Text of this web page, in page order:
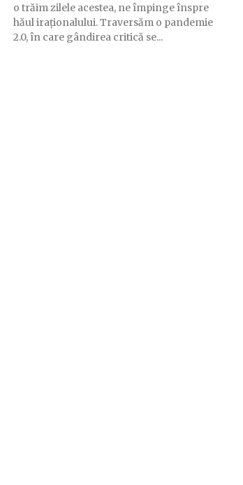
o trăim zilele acestea, ne împinge înspre
hăul iraționalului. Traversăm o pandemie
2.0, în care gândirea critică se...